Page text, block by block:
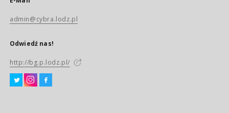
admin@cybra.lodz.pl
Odwiedź nas!
http://bg.p.lodz.pl/